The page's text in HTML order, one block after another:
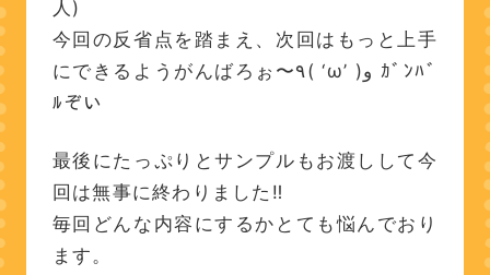
人)
今回の反省点を踏まえ、次回はもっと上手
にできるようがんばろぉ〜٩( ‘ω’ )و ｶﾞﾝﾊﾞ
ﾙぞい
最後にたっぷりとサンプルもお渡しして今
回は無事に終わりました‼︎
毎回どんな内容にするかとても悩んでおり
ます。